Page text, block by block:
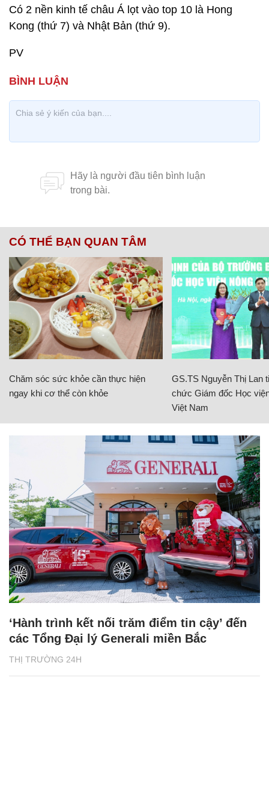
Có 2 nền kinh tế châu Á lọt vào top 10 là Hong
Kong (thứ 7) và Nhật Bản (thứ 9).
PV
CÓ THỂ BẠN QUAN TÂM
Chăm sóc sức khỏe cần thực hiện
ngay khi cơ thể còn khỏe
GS.TS Nguyễn Thị Lan
chức Giám đốc Học
Việt Nam
THỊ TRƯỜNG 24H
‘Hành trình kết nối trăm điểm tin cậy’ đến
các Tổng Đại lý Generali miền Bắc